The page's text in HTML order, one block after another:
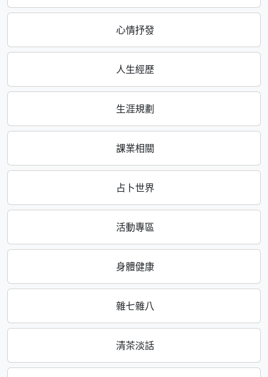
心情抒發
人生經歷
生涯規劃
課業相關
占卜世界
活動專區
身體健康
雜七雜八
清茶淡話